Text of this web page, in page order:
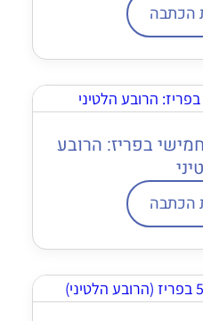
הכתבה
בפריז: הרובע
הכתבה